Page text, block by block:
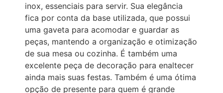
inox, essenciais para servir. Sua elegância
fica por conta da base utilizada, que possui
uma gaveta para acomodar e guardar as
peças, mantendo a organização e otimização
de sua mesa ou cozinha. É também uma
excelente peça de decoração para enaltecer
ainda mais suas festas. Também é uma ótima
opção de presente para quem é grande